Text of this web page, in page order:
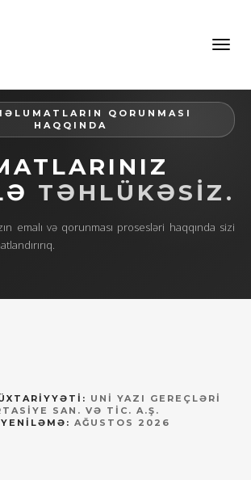
QORUNMASI
HAQQINDA
TƏHLÜKƏSIZ.
emalı və qorunması prosesləri haqqında sizi
UNİ YAZI GEREÇLƏRİ
SAN. VƏ TİC. A.Ş.
YENILƏMƏ: AĞUSTOS 2026